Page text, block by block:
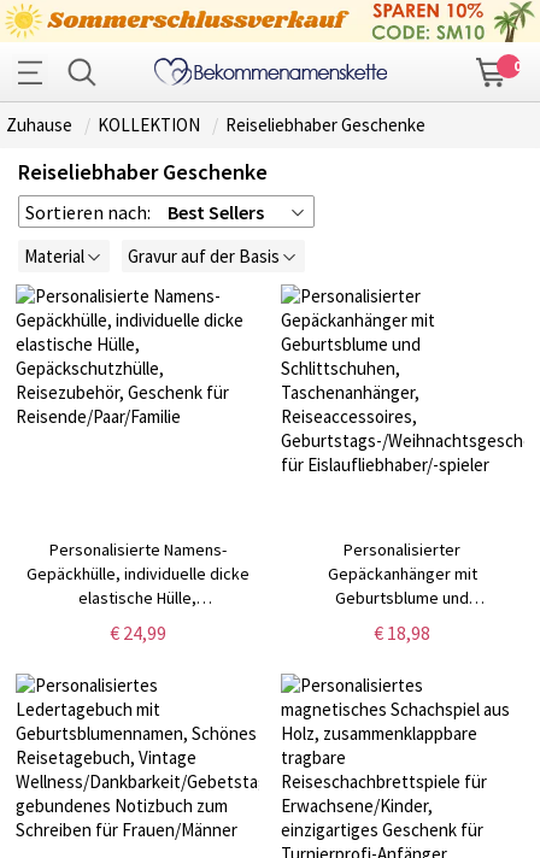
0
Zuhause KOLLEKTION Reiseliebhaber Geschenke
Reiseliebhaber Geschenke
Sortieren nach: Best Sellers
Material Gravur auf der Basis
Personalisierte Namens-
Gepäckhülle, individuelle dicke
elastische Hülle,
Gepäckschutzhülle,
Reisezubehör, Geschenk für
€ 24,99
Personalisierter
Gepäckanhänger mit
Geburtsblume und
Schlittschuhen,
Taschenanhänger,
Geburtstags-/Weihnachtsgeschenk
für Eislaufliebhaber/-spieler
€ 18,98